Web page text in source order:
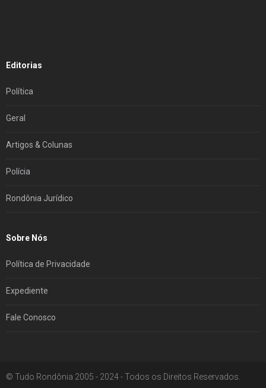
Editorias
Política
Geral
Artigos & Colunas
Polícia
Rondônia Jurídico
Sobre Nós
Política de Privacidade
Expediente
Fale Conosco
© Tudo Rondônia 2005 - 2024 - Todos os Direitos Reservados.